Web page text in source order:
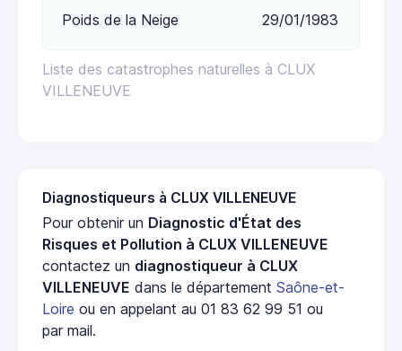
Liste des catastrophes naturelles à CLUX
VILLENEUVE
Poids de la Neige 29/01/1983
Diagnostiqueurs à CLUX VILLENEUVE
Pour obtenir un Diagnostic d'État des
Risques et Pollution à CLUX VILLENEUVE
contactez un diagnostiqueur à CLUX
VILLENEUVE dans le département Saône-et-
Loire ou en appelant au 01 83 62 99 51 ou
par mail.